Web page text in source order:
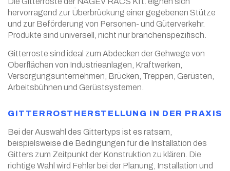
hervorragend zur Überbrückung einer gegebenen Stütze
und zur Beförderung von Personen- und Güterverkehr.
Produkte sind universell, nicht nur branchenspezifisch.
Gitterroste sind ideal zum Abdecken der Gehwege von
Oberflächen von Industrieanlagen, Kraftwerken,
Versorgungsunternehmen, Brücken, Treppen, Gerüsten,
Arbeitsbühnen und Gerüstsystemen.
GITTERROSTHERSTELLUNG IN DER PRAXIS
Bei der Auswahl des Gittertyps ist es ratsam,
beispielsweise die Bedingungen für die Installation des
Gitters zum Zeitpunkt der Konstruktion zu klären. Die
richtige Wahl wird Fehler bei der Planung, Installation und